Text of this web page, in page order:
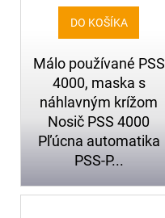
DO KOŠÍKA
Málo používané PSS
4000, maska s
náhlavným krížom
Nosič PSS 4000
Pľúcna automatika
PSS-P...